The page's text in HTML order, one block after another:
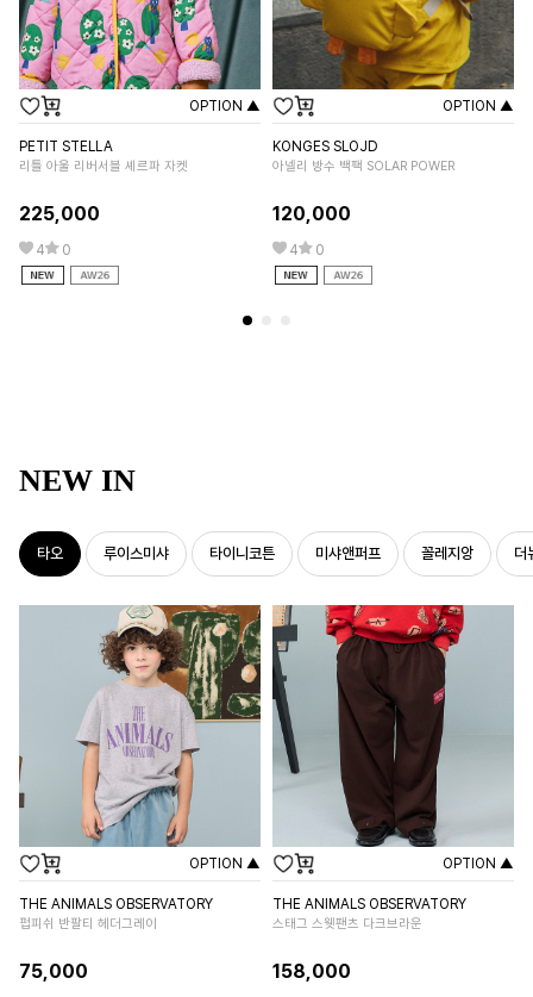
OPTION ▲
PETIT STELLA
리틀 아울 리버서블 셰르파 자켓
225,000
4 0
OPTION ▲
KONGES SLOJD
아넬리 방수 백팩 SOLAR POWER
120,000
4 0
NEW IN
타오 루이스미샤 타이니코튼 미샤앤퍼프 꼴레지앙 더
OPTION ▲
THE ANIMALS OBSERVATORY
펍피쉬 반팔티 헤더그레이
75,000
OPTION ▲
THE ANIMALS OBSERVATORY
스태그 스웻팬츠 다크브라운
158,000